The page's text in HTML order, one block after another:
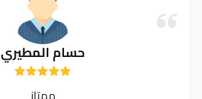
حسام المطيري